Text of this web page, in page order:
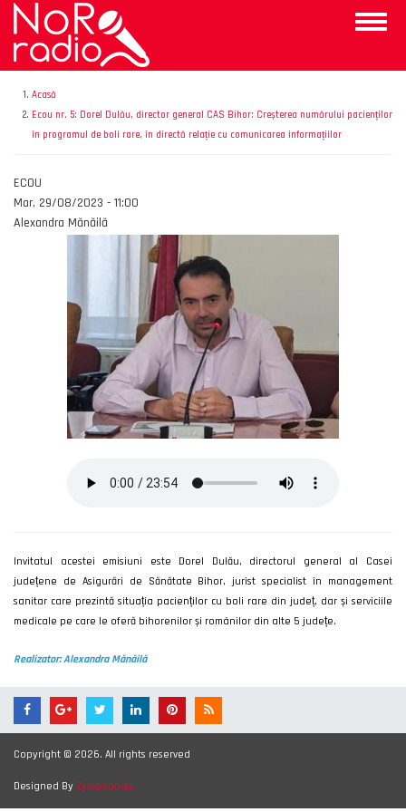
Mergi
conţinutul
principal
Toggle
Acasă
Ecou nr. 5: Dorel Dulău, director general CAS Bihor: Creșterea numărului pacienților
în programul de boli rare, în directă relație cu comunicarea informațiilor
Emisiunea
ECOU
Data
Mar, 29/08/2023 - 11:00
Autor
Alexandra Mănăilă
Invitatul acestei emisiuni este Dorel Dulău, directorul general al Casei
județene de Asigurări de Sănătate Bihor, jurist specialist în management
sanitar care prezintă situația pacienților cu boli rare din județ, dar și serviciile
medicale pe care le oferă bihorenilor și românilor din alte 5 județe.
Realizator: Alexandra Mănăilă
Copyright © 2026. All rights reserved
Designed By Zymphonies